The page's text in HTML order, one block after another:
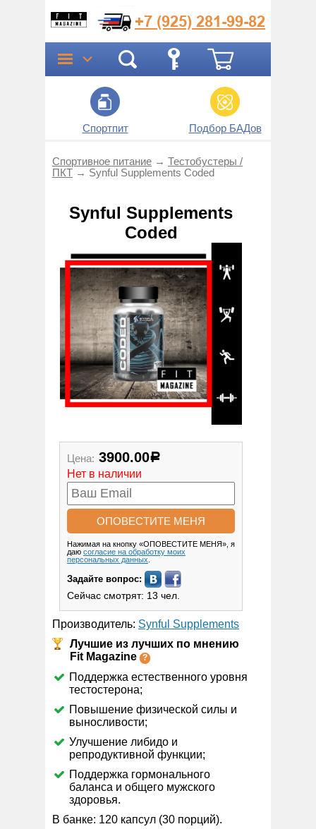
+7 (925) 281-99-82
Спортпит Подбор БАДов
Спортивное питание → Тестобустеры /
ПКТ → Synful Supplements Coded
Synful Supplements
Coded
Цена: 3900.00Р
Нет в наличии
Нажимая на кнопку «ОПОВЕСТИТЕ МЕНЯ», я
даю согласие на обработку моих
персональных данных
Задайте вопрос:
Сейчас смотрят: 13 чел.
Производитель: Synful Supplements
Лучшие из лучших по мнению
Fit Magazine
Поддержка естественного уровня
тестостерона;
Повышение физической силы и
выносливости;
Улучшение либидо и
репродуктивной функции;
Поддержка гормонального
баланса и общего мужского
здоровья.
В банке: 120 капсул (30 порций).